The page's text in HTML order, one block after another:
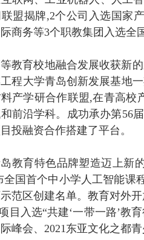
盟揭牌,2个公司入选国家
商务等3个职教集团入选全
教育校地融合发展收获新
程大学青岛创新发展基地
产学研合作联盟,在青高校
前沿学科。成功承办第56
投融资合作搭建了平台。
教育特色品牌塑造迈上新
全国首个中小学人工智能课
范区创建名单。教育对外
目入选“共建‘一带一路’
峰会、2021东亚文化之都青